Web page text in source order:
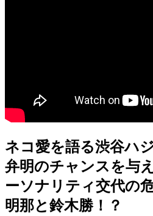
ネコ愛を語る渋谷ハ
弁明のチャンスを与
ーソナリティ交代の
明那と鈴木勝！？